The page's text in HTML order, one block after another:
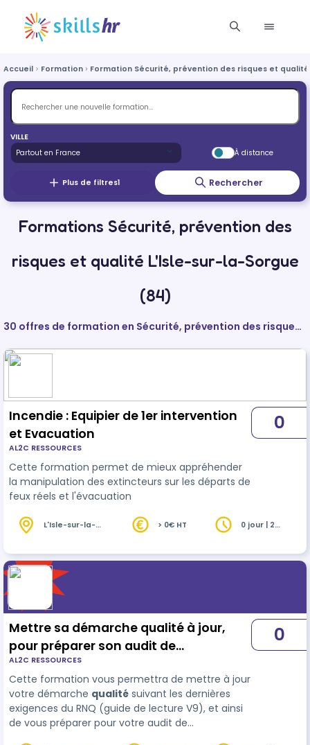
Accueil Formation Formation Sécurité, prévention des risques et qualité
VILLE
À distance
Plus de filtres1 Rechercher
Formations Sécurité, prévention des
risques et qualité L'Isle-sur-la-Sorgue
(84)
30 offres de formation en Sécurité, prévention des risques
et qualité
Incendie : Equipier de 1er intervention
et Evacuation
AL2C RESSOURCES
Cette formation permet de mieux appréhender
la manipulation des extincteurs sur les départs de
feux réels et l'évacuation
0
L'Isle-sur-la-
> 0€ HT
0 jour | 2
Mettre sa démarche qualité à jour,
pour préparer son audit de
renouvellement de certification
QUALIOPI
AL2C RESSOURCES
Cette formation vous permettra de mettre à jour
votre démarche qualité suivant les dernières
exigences du RNQ (guide de lecture V9), et ainsi
de vous préparer pour votre audit de
0